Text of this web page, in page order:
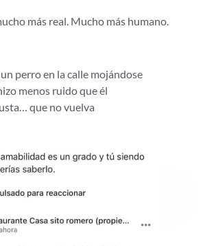
más real. Mucho más humano.
perro en la calle mojándose
menos ruido que él
que no vuelva